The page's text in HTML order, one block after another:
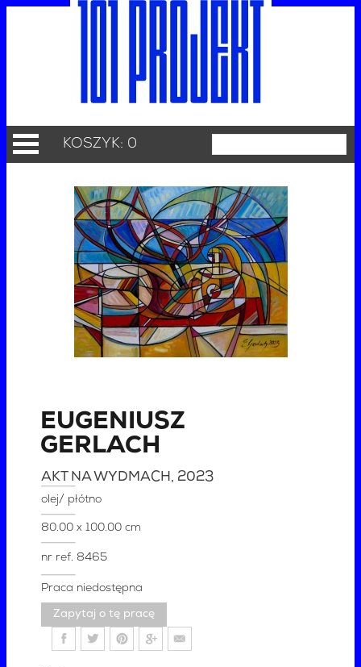
KOSZYK: 0
EUGENIUSZ
GERLACH
AKT NA WYDMACH , 2023
olej/ płótno
80.00 x 100.00 cm
nr ref. 8465
Praca niedostępna
Zapytaj o tę pracę